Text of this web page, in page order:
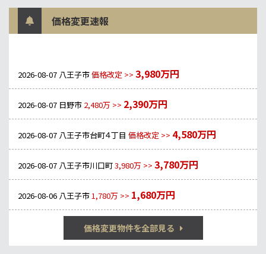
価格変更速報
2026-08-07 八王子市価格改定 >> 3,980万円
2026-08-07 日野市 2,480万 >> 2,390万円
2026-08-07 八王子市台町４丁目 価格改定 >> 4,580万円
2026-08-07 八王子市川口町3,980万 >> 3,780万円
2026-08-06 八王子市1,780万 >> 1,680万円
価格変更物件を全部見る